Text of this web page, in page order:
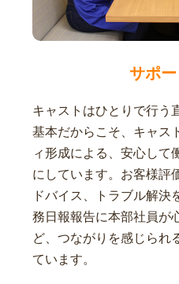
サポ
キャストはひとりで行う
基本だからこそ、キャス
ィ形成による、安心して
にしています。お客様評
ドバイス、トラブル解決
務日報報告に本部社員が
ど、つながりを感じられ
ています。